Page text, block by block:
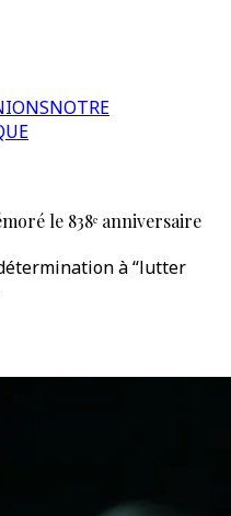
NOTRE
le 838ᵉ anniversaire
à “lutter